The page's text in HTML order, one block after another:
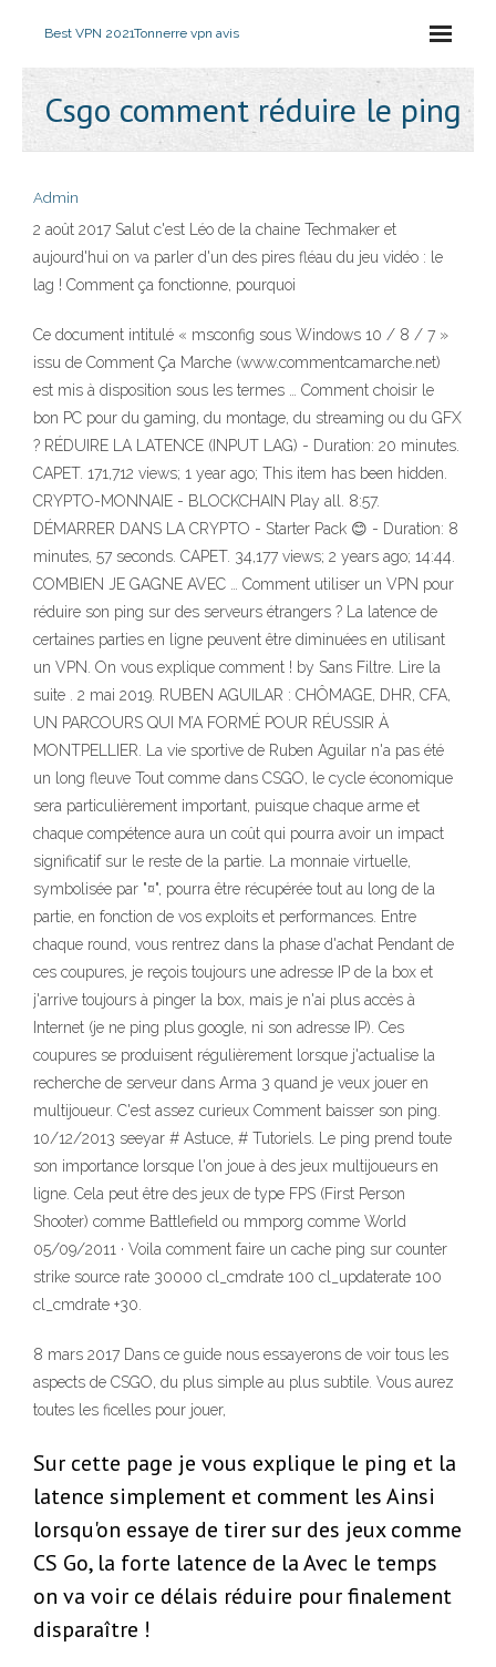
Best VPN 2021Tonnerre vpn avis
Csgo comment réduire le ping
Admin
2 août 2017 Salut c'est Léo de la chaine Techmaker et
aujourd'hui on va parler d'un des pires fléau du jeu vidéo : le
lag ! Comment ça fonctionne, pourquoi
Ce document intitulé « msconfig sous Windows 10 / 8 / 7 »
issu de Comment Ça Marche (www.commentcamarche.net)
est mis à disposition sous les termes … Comment choisir le
bon PC pour du gaming, du montage, du streaming ou du GFX
? RÉDUIRE LA LATENCE (INPUT LAG) - Duration: 20 minutes.
CAPET. 171,712 views; 1 year ago; This item has been hidden.
CRYPTO-MONNAIE - BLOCKCHAIN Play all. 8:57.
DÉMARRER DANS LA CRYPTO - Starter Pack 😊 - Duration: 8
minutes, 57 seconds. CAPET. 34,177 views; 2 years ago; 14:44.
COMBIEN JE GAGNE AVEC … Comment utiliser un VPN pour
réduire son ping sur des serveurs étrangers ? La latence de
certaines parties en ligne peuvent être diminuées en utilisant
un VPN. On vous explique comment ! by Sans Filtre. Lire la
suite . 2 mai 2019. RUBEN AGUILAR : CHÔMAGE, DHR, CFA,
UN PARCOURS QUI M’A FORMÉ POUR RÉUSSIR À
MONTPELLIER. La vie sportive de Ruben Aguilar n'a pas été
un long fleuve Tout comme dans CSGO, le cycle économique
sera particulièrement important, puisque chaque arme et
chaque compétence aura un coût qui pourra avoir un impact
significatif sur le reste de la partie. La monnaie virtuelle,
symbolisée par "¤", pourra être récupérée tout au long de la
partie, en fonction de vos exploits et performances. Entre
chaque round, vous rentrez dans la phase d'achat Pendant de
ces coupures, je reçois toujours une adresse IP de la box et
j'arrive toujours à pinger la box, mais je n'ai plus accès à
Internet (je ne ping plus google, ni son adresse IP). Ces
coupures se produisent régulièrement lorsque j'actualise la
recherche de serveur dans Arma 3 quand je veux jouer en
multijoueur. C'est assez curieux Comment baisser son ping.
10/12/2013 seeyar # Astuce, # Tutoriels. Le ping prend toute
son importance lorsque l'on joue à des jeux multijoueurs en
ligne. Cela peut être des jeux de type FPS (First Person
Shooter) comme Battlefield ou mmporg comme World
05/09/2011 · Voila comment faire un cache ping sur counter
strike source rate 30000 cl_cmdrate 100 cl_updaterate 100
cl_cmdrate +30.
8 mars 2017 Dans ce guide nous essayerons de voir tous les
aspects de CSGO, du plus simple au plus subtile. Vous aurez
toutes les ficelles pour jouer,
Sur cette page je vous explique le ping et la
latence simplement et comment les Ainsi
lorsqu'on essaye de tirer sur des jeux comme
CS Go, la forte latence de la Avec le temps
on va voir ce délais réduire pour finalement
disparaître !